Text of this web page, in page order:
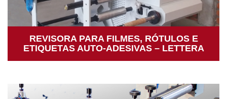
REVISORA PARA FILMES, RÓTULOS E
ETIQUETAS AUTO-ADESIVAS – LETTERA